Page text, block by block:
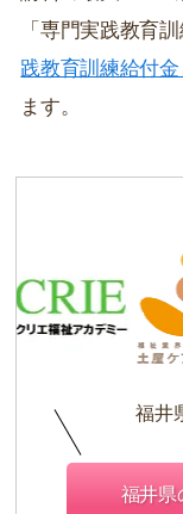
「専門実践教育
践教育訓練給付金
ます。
福井
福井県